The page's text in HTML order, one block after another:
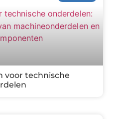
voor technische